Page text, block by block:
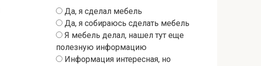
Да, я сделал мебель
Да, я собираюсь сделать мебель
Я мебель делал, нашел тут еще
полезную информацию
Информация интересная, но